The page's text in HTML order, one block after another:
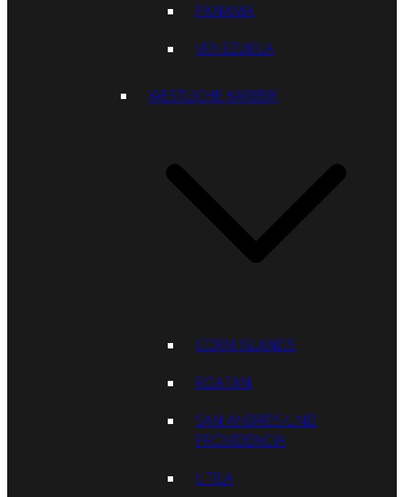
PANAMA
VENEZUELA
WESTLICHE KARIBIK
CORN ISLANDS
ROATAN
SAN ANDRES UND
PROVIDENCIA
UTILA